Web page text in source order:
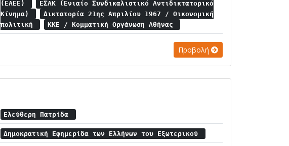
(ΕΑΕΕ)
ΕΣΑΚ (Ενιαίο Συνδικαλιστικό Αντιδικτατορικό
Κίνημα)
Δικτατορία 21ης Απριλίου 1967 / Οικονομική
πολιτική
ΚΚΕ / Κομματική Οργάνωση Αθήνας
Προβολή
Ελεύθερη Πατρίδα
Δημοκρατική Εφημερίδα των Ελλήνων του Εξωτερικού